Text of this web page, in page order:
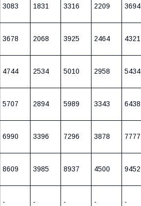
3083 1831 3316 2209 3694
3678 2068 3925 2464 4321
4744 2534 5010 2958 5434
5707 2894 5989 3343 6438
6990 3396 7296 3878 7777
8609 3985 8937 4500 9452
- - - - -